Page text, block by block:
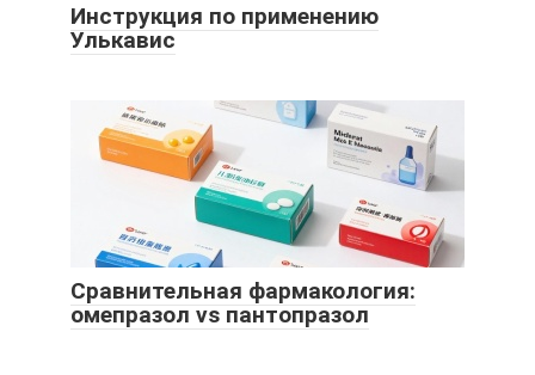
Инструкция по применению
Улькавис
Сравнительная фармакология:
омепразол vs пантопразол